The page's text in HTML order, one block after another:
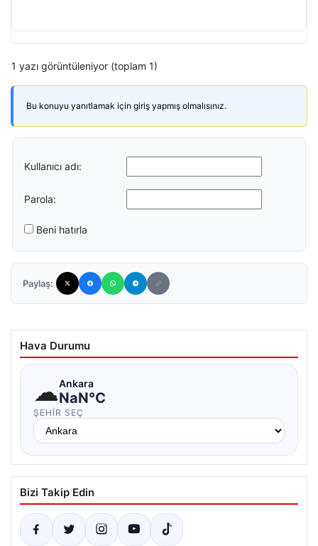
1 yazı görüntüleniyor (toplam 1)
Bu konuyu yanıtlamak için giriş yapmış olmalısınız.
Kullanıcı adı:
Parola:
Beni hatırla
Paylaş:
Hava Durumu
☁Ankara
NaN°C
ŞEHIR SEÇ
Bizi Takip Edin